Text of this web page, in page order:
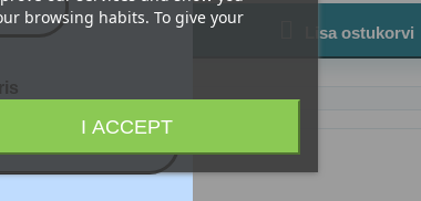
 Lisa ostukorvi
browsing habits. To give your
I ACCEPT